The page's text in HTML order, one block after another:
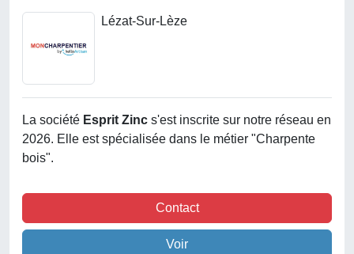
Lézat-Sur-Lèze
La société Esprit Zinc s'est inscrite sur notre réseau en
2026. Elle est spécialisée dans le métier "Charpente
bois".
Contact
Voir